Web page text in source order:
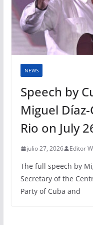
NEWS
Speech by
Miguel
Rio on July
julio 27, 2026 Editor
The full speech by
Secretary of the
Party of Cuba and